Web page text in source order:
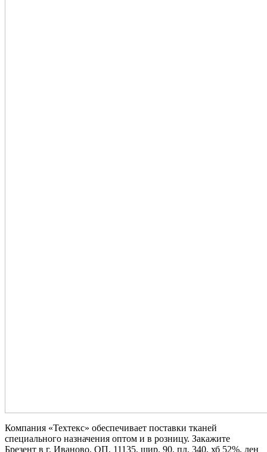
Компания «Техтекс» обеспечивает поставки тканей
специального назначения оптом и в розницу. Закажите
Брезент в г. Иваново, ОП, 11135, шир. 90, пл. 340, хб 52%, лен